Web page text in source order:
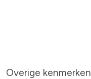
Overige kenmerken